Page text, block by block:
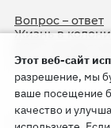
Вопрос – ответ
Жизнь в
75-я
Этот веб-сайт
разрешение, мы
ваше посещение
качество и